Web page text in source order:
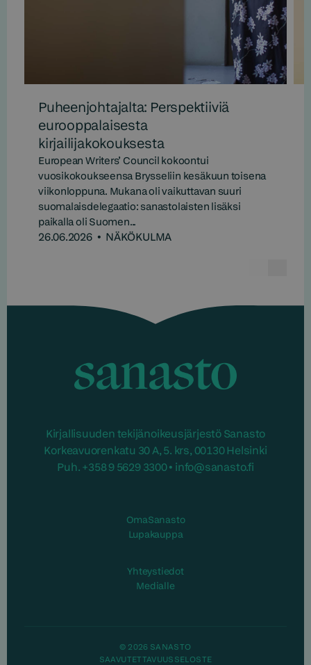
Puheenjohtajalta: Perspektiiviä
eurooppalaisesta
kirjailijakokouksesta
European Writers’ Council kokoontui
vuosikokoukseensa Brysseliin kesäkuun toisena
viikonloppuna. Mukana oli vaikuttavan suuri
suomalaisdelegaatio: sanastolaisten lisäksi
paikalla oli Suomen...
26.06.2026 • NÄKÖKULMA
Kirjallisuuden tekijänoikeusjärjestö Sanasto
Korkeavuorenkatu 30 A, 5. krs, 00130 Helsinki
Puh. +358 9 5629 3300 • info@sanasto.fi
OmaSanasto
Lupakauppa
Yhteystiedot
Medialle
© 2026 SANASTO
SAAVUTETTAVUUSSELOSTE